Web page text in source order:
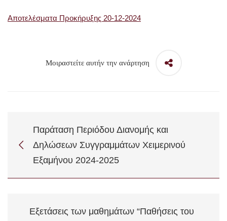
Αποτελέσματα Προκήρυξης 20-12-2024
Μοιραστείτε αυτήν την ανάρτηση
Παράταση Περιόδου Διανομής και
Δηλώσεων Συγγραμμάτων Χειμερινού
Εξαμήνου 2024-2025
Εξετάσεις των μαθημάτων “Παθήσεις του